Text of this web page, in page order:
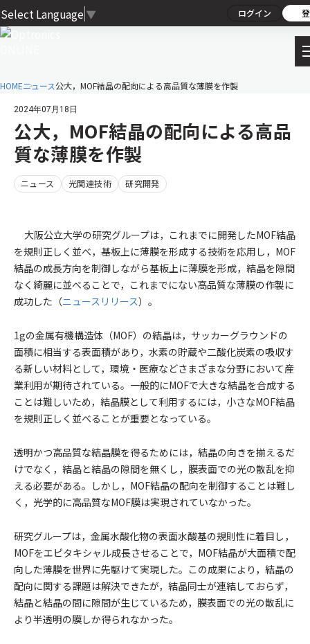
Select Language ▼ ログイン
HOMEニュース公大，MOF結晶の配向による高品質な薄膜を作製
2024年07月18日
公大，MOF結晶の配向による高品
質な薄膜を作製
ニュース 光関連技術 研究開発
大阪公立大学の研究グループは，これまでに開発したMOF結晶
を規則正しく並べ，基板上に薄膜を形成する技術を応用し，MOF
結晶の成長方向を制御しながら基板上に薄膜を形成，結晶を隙間
なく綺麗に並べることで，これまでにない高品質な薄膜の作製に
成功した（ニュースリリース）。
1gの金属有機構造体（MOF）の結晶は，サッカーグラウンドの
面積に相当する表面積があり，水素の貯蔵や二酸化炭素の吸収す
る新しい材料として，環境・医療などさまざまな分野において産
業利用が期待されている。一般的にMOFで大きな結晶を合成する
ことは難しいため，結晶膜として利用するには，小さなMOF結晶
を規則正しく並べることが重要となっている。
透明かつ高品質な結晶膜を得るためには，結晶の向きを揃えるだ
けでなく，結晶と結晶の隙間を無くし，膜表面での光の散乱を抑
える必要がある。しかし，MOF結晶の配向を制御することは難し
く，光学的に高品質なMOF膜は実現されていなかった。
研究グループは，金属水酸化物の表面水酸基の規則性に着目し，
MOFをエピタキシャル成長させることで，MOF結晶が大面積で配
向した薄膜を世界に先駆けて実現した。この成果により，結晶の
配向に関する課題は解決できたが，結晶同士が連結しておらず，
結晶と結晶の間に隙間が生じているため，膜表面での光の散乱に
より半透明の膜しか得られなかった。